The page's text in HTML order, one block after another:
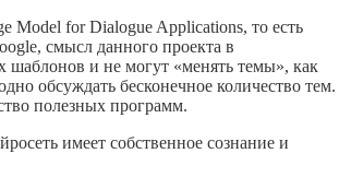
Model for Dialogue Applications, то есть
смысл данного проекта в
шаблонов и не могут «менять темы», как
обсуждать бесконечное количество
полезных программ.
имеет собственное сознание и